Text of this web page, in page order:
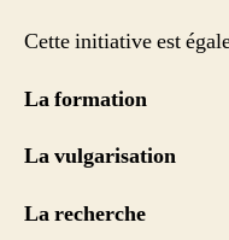
Cette initiative est
La formation
La vulgarisation
La recherche